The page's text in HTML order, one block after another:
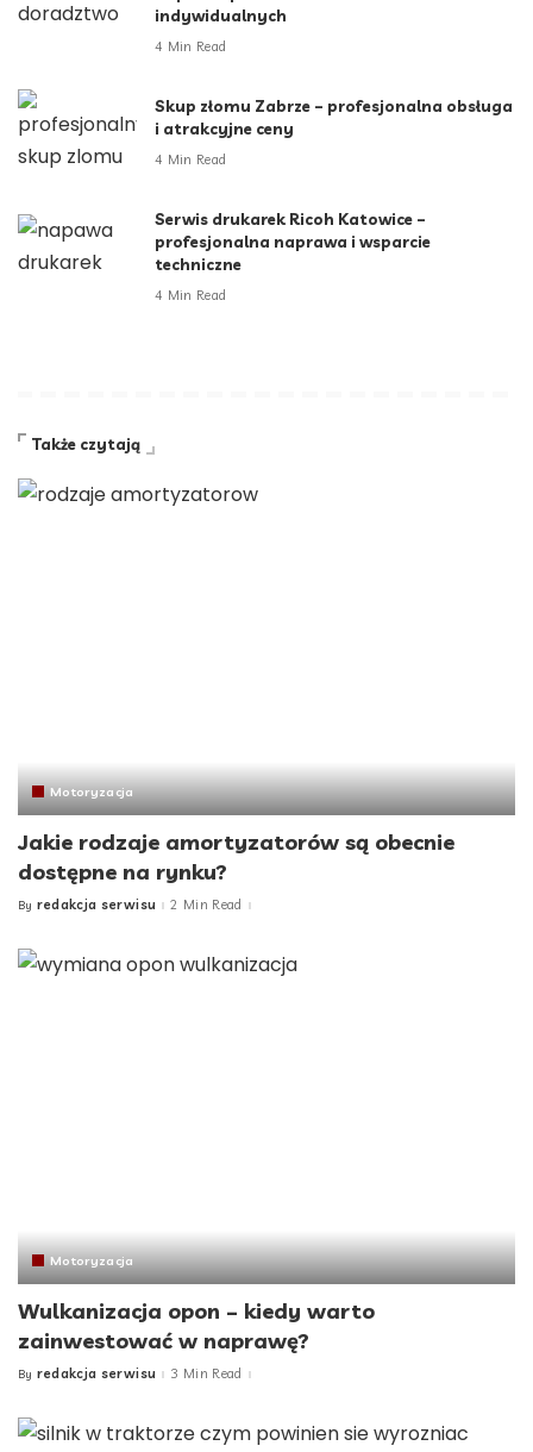
indywidualnych
4 Min Read
Skup złomu Zabrze – profesjonalna obsługa
i atrakcyjne ceny
4 Min Read
Serwis drukarek Ricoh Katowice –
profesjonalna naprawa i wsparcie
techniczne
4 Min Read
Także czytają
Motoryzacja
Jakie rodzaje amortyzatorów są obecnie
dostępne na rynku?
Posted
By redakcja serwisu 2 Min Read
Motoryzacja
Wulkanizacja opon – kiedy warto
zainwestować w naprawę?
Posted
By redakcja serwisu 3 Min Read